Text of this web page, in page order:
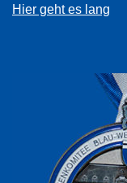
Hier geht es lang